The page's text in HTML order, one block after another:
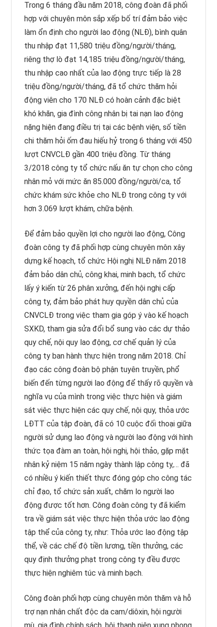
Trong 6 tháng đầu năm 2018, công đoàn đã phối
hợp với chuyên môn sắp xếp bố trí đảm bảo việc
làm ổn định cho người lao động (NLĐ), bình quân
thu nhập đạt 11,580 triệu đồng/người/tháng,
riêng thợ lò đạt 14,185 triệu đồng/người/tháng,
thu nhập cao nhất của lao động trực tiếp là 28
triệu đồng/người/tháng, đã tổ chức thăm hỏi
động viên cho 170 NLĐ có hoàn cảnh đặc biệt
khó khăn, gia đình công nhân bị tai nạn lao động
nặng hiện đang điều trị tại các bệnh viện, số tiền
chi thăm hỏi ốm đau hiếu hỷ trong 6 tháng với 450
lượt CNVCLĐ gần 400 triệu đồng. Từ tháng
3/2018 công ty tổ chức nấu ăn tự chọn cho công
nhân mỏ với mức ăn 85.000 đồng/người/ca, tổ
chức khám sức khỏe cho NLĐ trong công ty với
hơn 3.069 lượt khám, chữa bệnh.
Để đảm bảo quyền lợi cho người lao động, Công
đoàn công ty đã phối hợp cùng chuyên môn xây
dựng kế hoạch, tổ chức Hội nghị NLĐ năm 2018
đảm bảo dân chủ, công khai, minh bạch, tổ chức
lấy ý kiến từ 26 phân xưởng, đến hội nghị cấp
công ty, đảm bảo phát huy quyền dân chủ của
CNVCLĐ trong việc tham gia góp ý vào kế hoạch
SXKD, tham gia sửa đổi bổ sung vào các dự thảo
quy chế, nội quy lao động, cơ chế quản lý của
công ty ban hành thực hiện trong năm 2018. Chỉ
đạo các công đoàn bộ phận tuyên truyền, phổ
biến đến từng người lao động để thấy rõ quyền và
nghĩa vụ của mình trong việc thực hiện và giám
sát việc thực hiện các quy chế, nội quy, thỏa ước
LĐTT của tập đoàn, đã có 10 cuộc đối thoại giữa
người sử dụng lao động và người lao động với hình
thức tọa đàm an toàn, hội nghị, hội thảo, gặp mặt
nhân kỷ niệm 15 năm ngày thành lập công ty,… đã
có nhiều ý kiến thiết thực đóng góp cho công tác
chỉ đạo, tổ chức sản xuất, chăm lo người lao
động được tốt hơn. Công đoàn công ty đã kiểm
tra về giám sát việc thực hiện thỏa ước lao động
tập thể của công ty, như: Thỏa ước lao động tập
thể, về các chế độ tiền lương, tiền thưởng, các
quy định thưởng phạt trong công ty đều được
thực hiện nghiêm túc và minh bạch.
Công đoàn phối hợp cùng chuyên môn thăm và hỗ
trợ nạn nhân chất độc da cam/diôxin, hội người